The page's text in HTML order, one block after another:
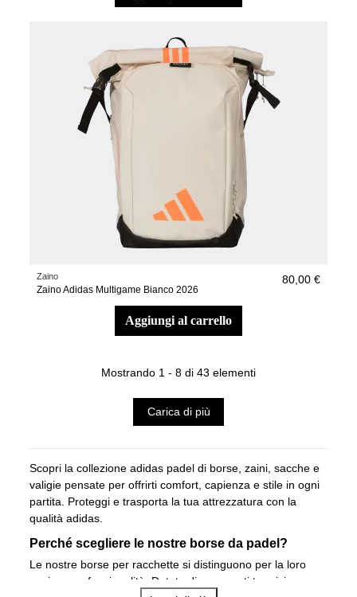
Zaino
Zaino Adidas Multigame Bianco 2026
80,00 €
aggiungi al carrello
Mostrando 1 - 8 di 43 elementi
Carica di più
Scopri la collezione adidas padeldi borse,zaini,sacche e
valigie pensate per offrirti comfort, capienza e stile in ogni
partita. Proteggi e trasporta la tua attrezzatura con la
qualità adidas.
Perché scegliere le nostre borse da padel?
Le nostre borse per racchette si distinguono per la loro
capienza e funzionalità. Dotate di scomparti termici e